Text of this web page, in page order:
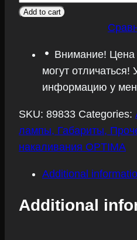
Xtreme
12v
quantity
Add to cart
Внимание! Цена
могут отличаться!
информацию у
SKU: 89833 Categories:
лампы, Габариты,
накаливания OPTIMA
Additional
Additional